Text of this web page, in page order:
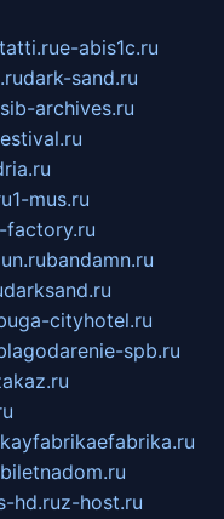
e-abis1c.ru
dark-sand.ru
sib-archives.ru
1-mus.ru
factory.ru
bandamn.ru
darksand.ru
cityhotel.ru
spb.ru
biletnadom.ru
hd.ruz-host.ru